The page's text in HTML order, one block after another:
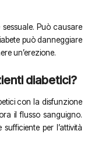
Può causare
può danneggiare
un’erezione.
diabetici?
con la disfunzione
il flusso sanguigno.
per l’attività